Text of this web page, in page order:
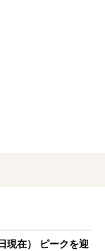
現在） ピークを迎